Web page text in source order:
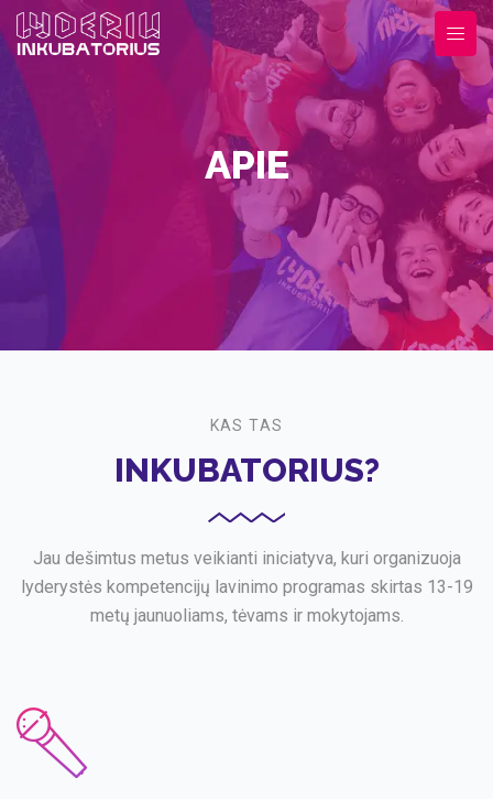
APIE
KAS TAS
INKUBATORIUS?
Jau dešimtus metus veikianti iniciatyva, kuri organizuoja
lyderystės kompetencijų lavinimo programas skirtas 13-19
metų jaunuoliams, tėvams ir mokytojams.